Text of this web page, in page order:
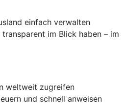
einfach verwalten
im Blick haben – im
weltweit zugreifen
und schnell anweisen